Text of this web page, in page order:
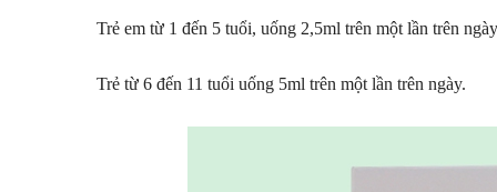
Trẻ em từ 1 đến 5 tuổi, uống 2,5ml trên một lần trên
Trẻ từ 6 đến 11 tuổi uống 5ml trên một lần trên ngày.